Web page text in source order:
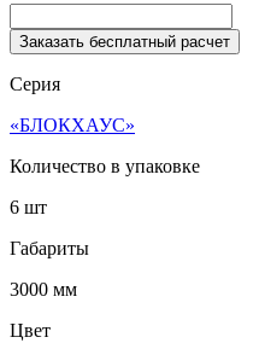
Заказать бесплатный расчет
Серия
«БЛОКХАУС»
Количество в упаковке
6 шт
Габариты
3000 мм
Цвет